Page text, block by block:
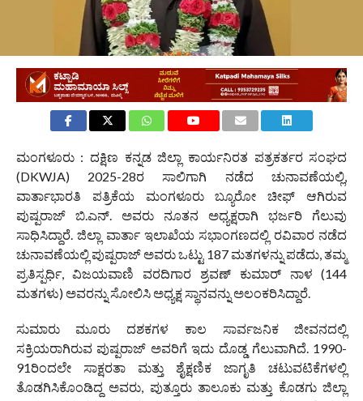
ಮಂಗಳೂರು : ದಕ್ಷಿಣ ಕನ್ನಡ ಜಿಲ್ಲಾ ಕಾರ್ಯನಿರತ ಪತ್ರಕರ್ತರ ಸಂಘದ
(DKWJA) 2025-28ರ ಸಾಲಿಗಾಗಿ ನಡೆದ ಚುನಾವಣೆಯಲ್ಲಿ,
ವಾರ್ತಾಭಾರತಿ ಪತ್ರಿಕೆಯ ಮಂಗಳೂರು ಬ್ಯೂರೋ ಚೀಫ್ ಆಗಿರುವ
ಪುಷ್ಪರಾಜ್ ಬಿ.ಎನ್. ಅವರು ನೂತನ ಅಧ್ಯಕ್ಷರಾಗಿ ಭರ್ಜರಿ ಗೆಲುವು
ಸಾಧಿಸಿದ್ದಾರೆ. ಜಿಲ್ಲಾ ವಾರ್ತಾ ಇಲಾಖೆಯ ಸಭಾಂಗಣದಲ್ಲಿ ರವಿವಾರ ನಡೆದ
ಚುನಾವಣೆಯಲ್ಲಿ ಪುಷ್ಪರಾಜ್ ಅವರು ಒಟ್ಟು 187 ಮತಗಳನ್ನು ಪಡೆದು, ತಮ್ಮ
ಪ್ರತಿಸ್ಪರ್ಧಿ, ವಿಜಯವಾಣಿ ವರದಿಗಾರ ಶ್ರವಣ್ ಕುಮಾರ್ ನಾಳ (144
ಮತಗಳು) ಅವರನ್ನು ಸೋಲಿಸಿ ಅಧ್ಯಕ್ಷ ಸ್ಥಾನವನ್ನು ಅಲಂಕರಿಸಿದ್ದಾರೆ.
ಸುಮಾರು ಮೂರು ದಶಕಗಳ ಕಾಲ ಸಾರ್ವಜನಿಕ ಜೀವನದಲ್ಲಿ
ಸಕ್ರಿಯರಾಗಿರುವ ಪುಷ್ಪರಾಜ್ ಅವರಿಗೆ ಇದು ದೊಡ್ಡ ಗೆಲುವಾಗಿದೆ. 1990-
91ರಿಂದಲೇ ಸಾಕ್ಷರತಾ ಮತ್ತು ಶೈಕ್ಷಣಿಕ ಜಾಗೃತಿ ಚಟುವಟಿಕೆಗಳಲ್ಲಿ
ತೊಡಗಿಸಿಕೊಂಡಿದ್ದ ಅವರು, ಪುತ್ತೂರು ತಾಲೂಕು ಮತ್ತು ಕೊಡಗು ಜಿಲ್ಲಾ